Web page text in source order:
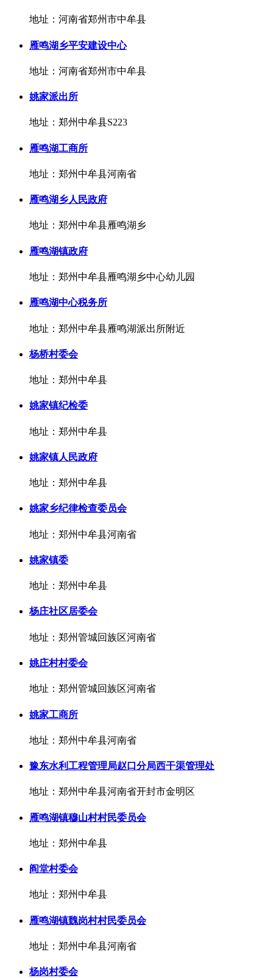
地址：河南省郑州市中牟县
雁鸣湖乡平安建设中心
地址：河南省郑州市中牟县
姚家派出所
地址：郑州中牟县S223
雁鸣湖工商所
地址：郑州中牟县河南省
雁鸣湖乡人民政府
地址：郑州中牟县雁鸣湖乡
雁鸣湖镇政府
地址：郑州中牟县雁鸣湖乡中心幼儿园
雁鸣湖中心税务所
地址：郑州中牟县雁鸣湖派出所附近
杨桥村委会
地址：郑州中牟县
姚家镇纪检委
地址：郑州中牟县
姚家镇人民政府
地址：郑州中牟县
姚家乡纪律检查委员会
地址：郑州中牟县河南省
姚家镇委
地址：郑州中牟县
杨庄社区居委会
地址：郑州管城回族区河南省
姚庄村村委会
地址：郑州管城回族区河南省
姚家工商所
地址：郑州中牟县河南省
豫东水利工程管理局赵口分局西干渠管理处
地址：郑州中牟县河南省开封市金明区
雁鸣湖镇穆山村村民委员会
地址：郑州中牟县
阎堂村委会
地址：郑州中牟县
雁鸣湖镇魏岗村村民委员会
地址：郑州中牟县河南省
杨岗村委会